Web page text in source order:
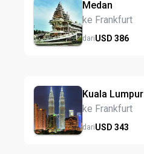
Medan
ke Frankfurt
dariUSD 386
Kuala Lumpur
ke Frankfurt
dariUSD 343